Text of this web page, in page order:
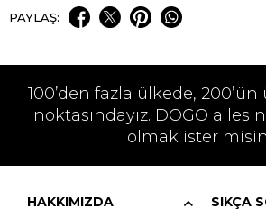
PAYLAŞ:
100’den fazla ülkede, 200’ün
noktasındayız. DOGO
olmak ister
HAKKIMIZDA
SIKÇA